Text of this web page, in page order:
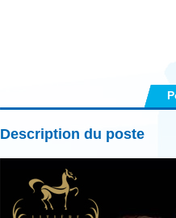
Description du poste